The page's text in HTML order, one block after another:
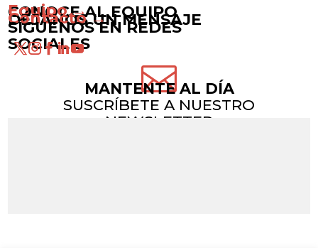
CONOCE AL EQUIPO
Equipo →
DÉJANOS UN MENSAJE
Contacto →
SÍGUENOS EN REDES
SOCIALES

MANTENTE AL DÍA
SUSCRÍBETE A NUESTRO
NEWSLETTER